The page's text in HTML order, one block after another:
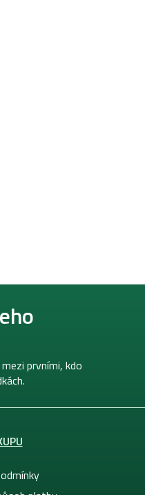
prvními, kdo